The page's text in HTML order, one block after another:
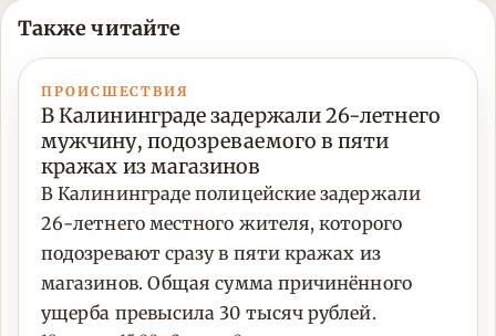
Также читайте
ПРОИСШЕСТВИЯ
В Калининграде задержали 26-летнего
мужчину, подозреваемого в пяти
кражах из магазинов
В Калининграде полицейские задержали
26-летнего местного жителя, которого
подозревают сразу в пяти кражах из
магазинов. Общая сумма причинённого
ущерба превысила 30 тысяч рублей.